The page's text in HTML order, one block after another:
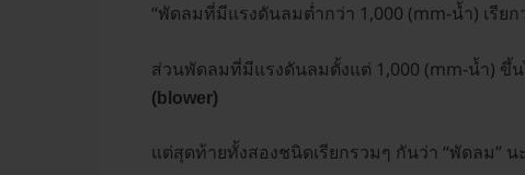
“พัดลมที่มีแรงดันลมต่ำกว่า 1,000 (mm-น้ำ) เรียก
ส่วนพัดลมที่มีแรงดันลมตั้งแต่ 1,000 (mm-น้ำ) ขึ้น
(blower)
แต่สุดท้ายทั้งสองชนิดเรียกรวมๆ กันว่า “พัดลม” น